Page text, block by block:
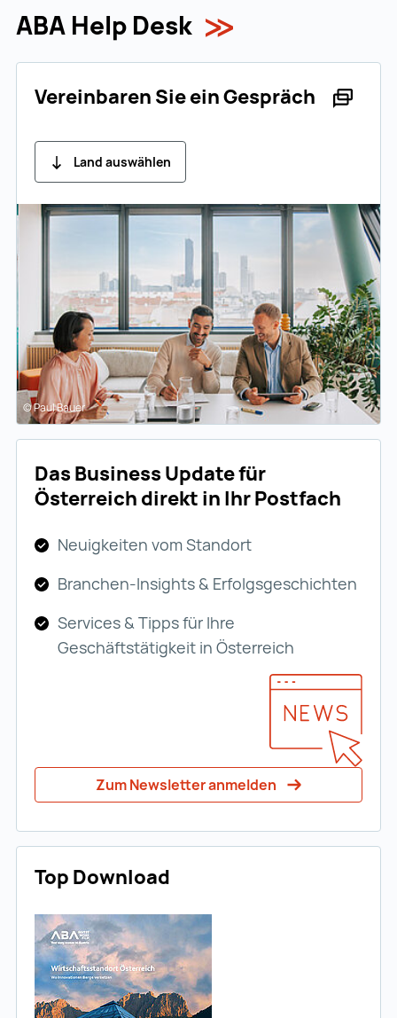
ABA Help Desk
Vereinbaren Sie ein Gespräch
Land auswählen
© Paul Bauer
Das Business Update für
Österreich direkt in Ihr Postfach
Neuigkeiten vom Standort
Branchen-Insights & Erfolgsgeschichten
Services & Tipps für Ihre
Geschäftstätigkeit in Österreich
Zum Newsletter anmelden
Top Download